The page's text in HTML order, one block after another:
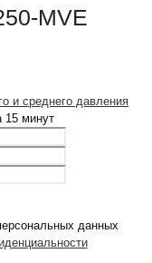
MVE
и среднего давления
15 минут
данных